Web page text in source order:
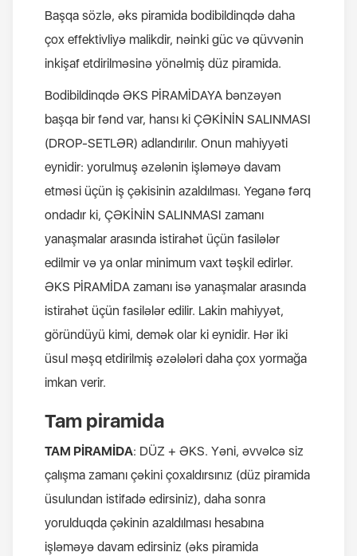
Başqa sözlə, əks piramida bodibildinqdə daha
çox effektivliyə malikdir, nəinki güc və qüvvənin
inkişaf etdirilməsinə yönəlmiş düz piramida.
Bodibildinqdə ƏKS PİRAMİDAYA bənzəyən
başqa bir fənd var, hansı ki ÇƏKİNİN SALINMASI
(DROP-SETLƏR) adlandırılır. Onun mahiyyəti
eynidir: yorulmuş əzələnin işləməyə davam
etməsi üçün iş çəkisinin azaldılması. Yeganə fərq
ondadır ki, ÇƏKİNİN SALINMASI zamanı
yanaşmalar arasında istirahət üçün fasilələr
edilmir və ya onlar minimum vaxt təşkil edirlər.
ƏKS PİRAMİDA zamanı isə yanaşmalar arasında
istirahət üçün fasilələr edilir. Lakin mahiyyət,
göründüyü kimi, demək olar ki eynidir. Hər iki
üsul məşq etdirilmiş əzələləri daha çox yormağa
imkan verir.
Tam piramida
TAM PİRAMİDA: DÜZ + ƏKS. Yəni, əvvəlcə siz
çalışma zamanı çəkini çoxaldırsınız (düz piramida
üsulundan istifadə edirsiniz), daha sonra
yorulduqda çəkinin azaldılması hesabına
işləməyə davam edirsiniz (əks piramida